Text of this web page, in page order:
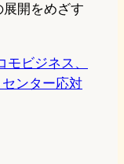
開をめざす
ビジネス、
ンター応対